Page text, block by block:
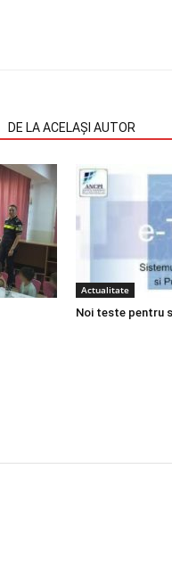
DE LA ACELAȘI AUTOR
Actualitate
Noi teste pentru